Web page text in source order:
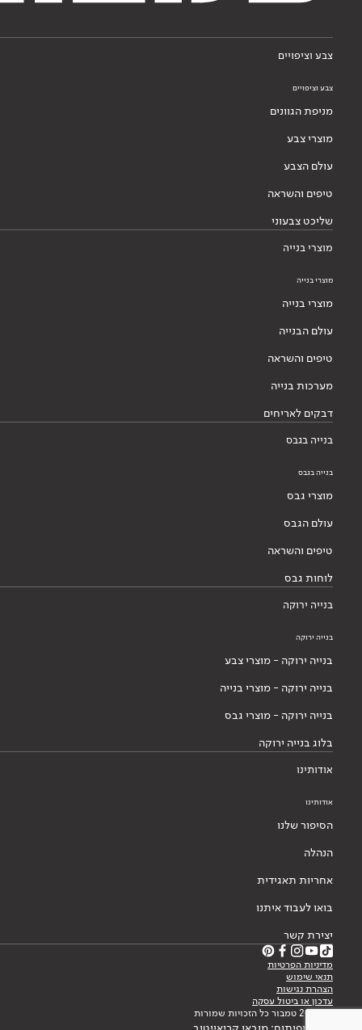
צבע וציפויים
צבע וציפויים
מניפת הגוונים
מוצרי צבע
עולם הצבע
טיפים והשראה
שליכט צבעוני
מוצרי בנייה
מוצרי בנייה
מוצרי בנייה
עולם הבנייה
טיפים והשראה
מערכות בנייה
דבקים לאריחים
בנייה בגבס
בנייה בגבס
מוצרי גבס
עולם הגבס
טיפים והשראה
לוחות גבס
בנייה ירוקה
בנייה ירוקה
בנייה ירוקה - מוצרי צבע
בנייה ירוקה - מוצרי בנייה
בנייה ירוקה - מוצרי גבס
בלוג בנייה ירוקה
אודותינו
אודותינו
הסיפור שלנו
הנהלה
אחריות תאגידית
בואו לעבוד איתנו
יצירת קשר
מדיניות הפרטיות
תנאי שימוש
הצהרת נגישות
עדכון או ביטול עסקה
© 2026 טמבור כל הזכויות שמורות
עיצוב ופיתוח: מובאו קריאייטיב